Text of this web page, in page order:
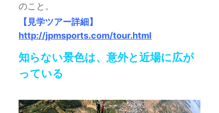
のこと。
【見学ツアー詳細】
http://jpmsports.com/tour.html
知らない景色は、意外と近場に広が
っている